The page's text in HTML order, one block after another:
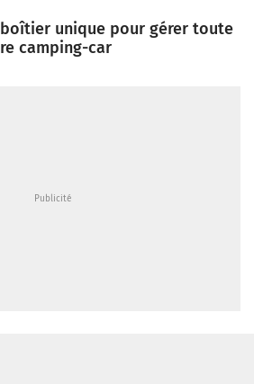
boîtier unique pour gérer toute
camping-car